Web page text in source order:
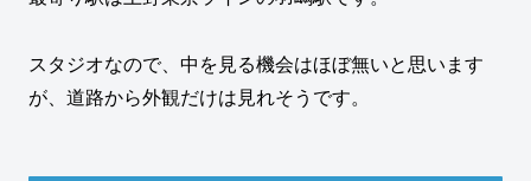
スタジオなので、中を見る機会はほぼ無いと思います
が、道路から外観だけは見れそうです。